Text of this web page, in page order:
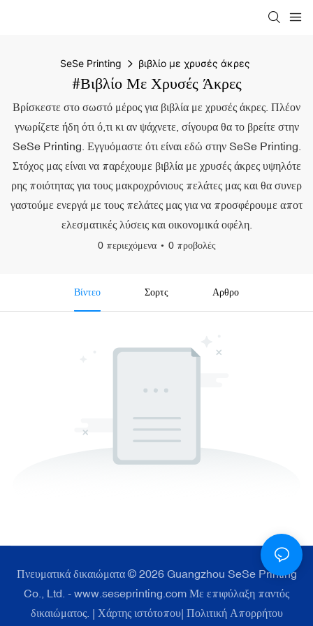
SeSe Printing βιβλίο με χρυσές άκρες
#βιβλίο Με Χρυσές Άκρες
Βρίσκεστε στο σωστό μέρος για βιβλία με χρυσές άκρες. Πλέον
γνωρίζετε ήδη ότι ό,τι κι αν ψάχνετε, σίγουρα θα το βρείτε στην
SeSe Printing. Εγγυόμαστε ότι είναι εδώ στην SeSe Printing.
Στόχος μας είναι να παρέχουμε βιβλία με χρυσές άκρες υψηλότε
ρης ποιότητας για τους μακροχρόνιους πελάτες μας και θα συνερ
γαστούμε ενεργά με τους πελάτες μας για να προσφέρουμε αποτ
ελεσματικές λύσεις και οικονομικά οφέλη.
0 περιεχόμενα 0 προβολές
Βίντεο Σορτς Αρθρο
Πνευματικά δικαιώματα © 2026 Guangzhou SeSe Printing
Co., Ltd. - www.seseprinting.com Με επιφύλαξη παντός
δικαιώματος. | Χάρτης ιστότοπου| Πολιτική Απορρήτου